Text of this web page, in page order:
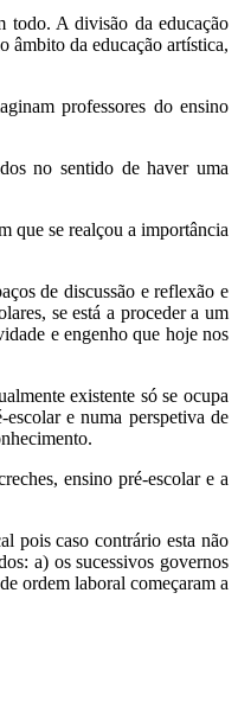
todo. A divisão da educação
âmbito da educação artística,
professores do ensino
no sentido de haver uma
que se realçou a importância
de discussão e reflexão e
se está a proceder a um
e engenho que hoje nos
existente só se ocupa
e numa perspetiva de
ensino pré-escolar e a
pois caso contrário esta não
a) os sucessivos governos
ordem laboral começaram a